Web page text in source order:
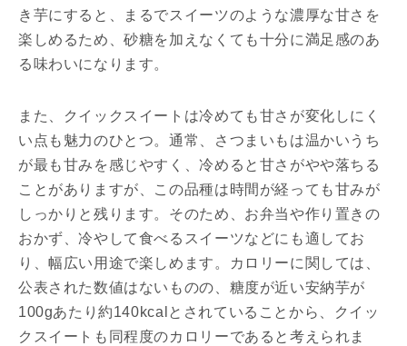
き芋にすると、まるでスイーツのような濃厚な甘さを
楽しめるため、砂糖を加えなくても十分に満足感のあ
る味わいになります。
また、クイックスイートは冷めても甘さが変化しにく
い点も魅力のひとつ。通常、さつまいもは温かいうち
が最も甘みを感じやすく、冷めると甘さがやや落ちる
ことがありますが、この品種は時間が経っても甘みが
しっかりと残ります。そのため、お弁当や作り置きの
おかず、冷やして食べるスイーツなどにも適してお
り、幅広い用途で楽しめます。カロリーに関しては、
公表された数値はないものの、糖度が近い安納芋が
100gあたり約140kcalとされていることから、クイッ
クスイートも同程度のカロリーであると考えられま